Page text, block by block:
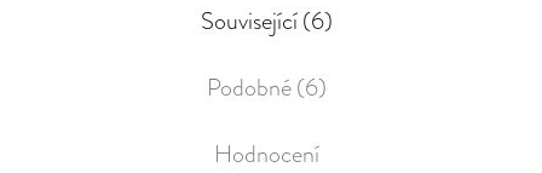
Související (6)
Podobné (6)
Hodnocení